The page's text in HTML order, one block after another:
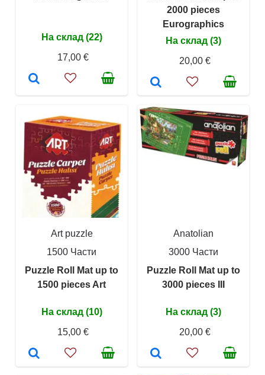
На склад (22)
17,00 €
2000 pieces
Eurographics
На склад (3)
20,00 €
Art puzzle
1500 Части
Puzzle Roll Mat up to
1500 pieces Art
На склад (10)
15,00 €
Anatolian
3000 Части
Puzzle Roll Mat up to
3000 pieces III
На склад (3)
20,00 €